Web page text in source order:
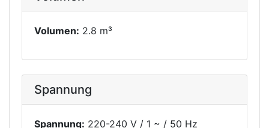
Volumen: 2.8 m³
Spannung
Spannung: 220-240 V / 1 ~ / 50 Hz